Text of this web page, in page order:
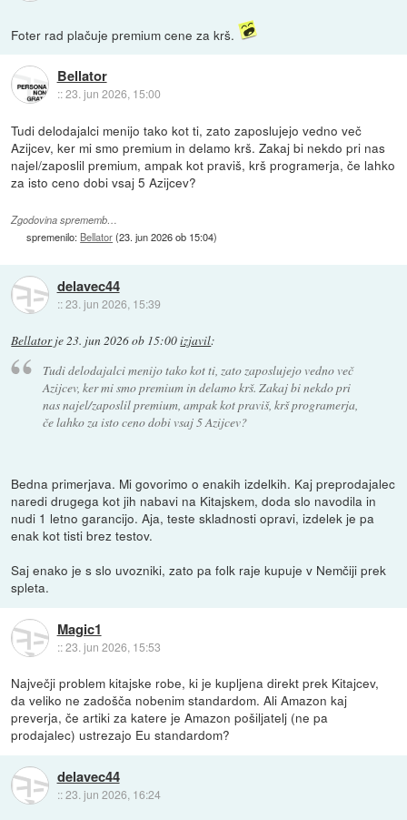
Foter rad plačuje premium cene za krš.
Bellator
::23. jun 2026, 15:00
Tudi delodajalci menijo tako kot ti, zato zaposlujejo vedno več
Azijcev, ker mi smo premium in delamo krš. Zakaj bi nekdo pri nas
najel/zaposlil premium, ampak kot praviš, krš programerja, če lahko
za isto ceno dobi vsaj 5 Azijcev?
Zgodovina sprememb…
spremenilo: Bellator(23. jun 2026 ob 15:04)
delavec44
::23. jun 2026, 15:39
Bellatorje23. jun 2026 ob 15:00izjavil:
Tudi delodajalci menijo tako kot ti, zato zaposlujejo vedno več
Azijcev, ker mi smo premium in delamo krš. Zakaj bi nekdo pri
nas najel/zaposlil premium, ampak kot praviš, krš programerja,
če lahko za isto ceno dobi vsaj 5 Azijcev?
Bedna primerjava. Mi govorimo o enakih izdelkih. Kaj preprodajalec
naredi drugega kot jih nabavi na Kitajskem, doda slo navodila in
nudi 1 letno garancijo. Aja, teste skladnosti opravi, izdelek je pa
enak kot tisti brez testov.
Saj enako je s slo uvozniki, zato pa folk raje kupuje v Nemčiji prek
spleta.
Magic1
::23. jun 2026, 15:53
Največji problem kitajske robe, ki je kupljena direkt prek Kitajcev,
da veliko ne zadošča nobenim standardom. Ali Amazon kaj
preverja, če artiki za katere je Amazon pošiljatelj (ne pa
prodajalec) ustrezajo Eu standardom?
delavec44
::23. jun 2026, 16:24